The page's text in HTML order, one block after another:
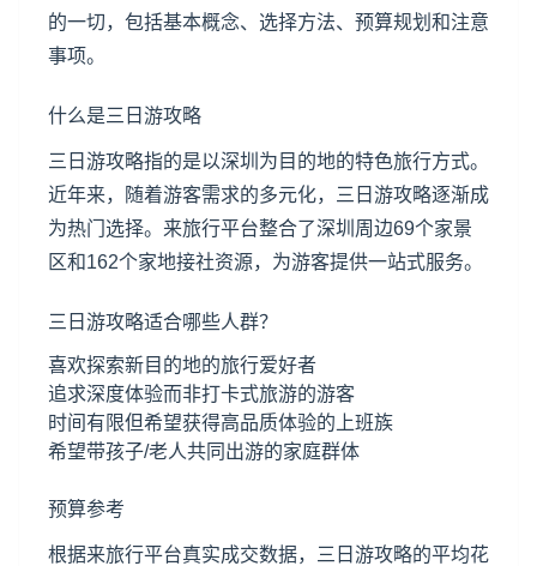
的一切，包括基本概念、选择方法、预算规划和注意
事项。
什么是三日游攻略
三日游攻略指的是以深圳为目的地的特色旅行方式。
近年来，随着游客需求的多元化，三日游攻略逐渐成
为热门选择。来旅行平台整合了深圳周边69个家景
区和162个家地接社资源，为游客提供一站式服务。
三日游攻略适合哪些人群？
喜欢探索新目的地的旅行爱好者
追求深度体验而非打卡式旅游的游客
时间有限但希望获得高品质体验的上班族
希望带孩子/老人共同出游的家庭群体
预算参考
根据来旅行平台真实成交数据，三日游攻略的平均花